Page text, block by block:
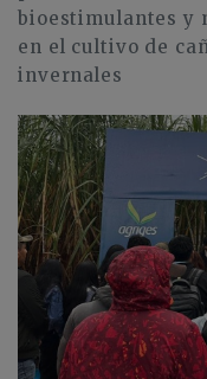
bioestimulantes y
en el cultivo de
invernales